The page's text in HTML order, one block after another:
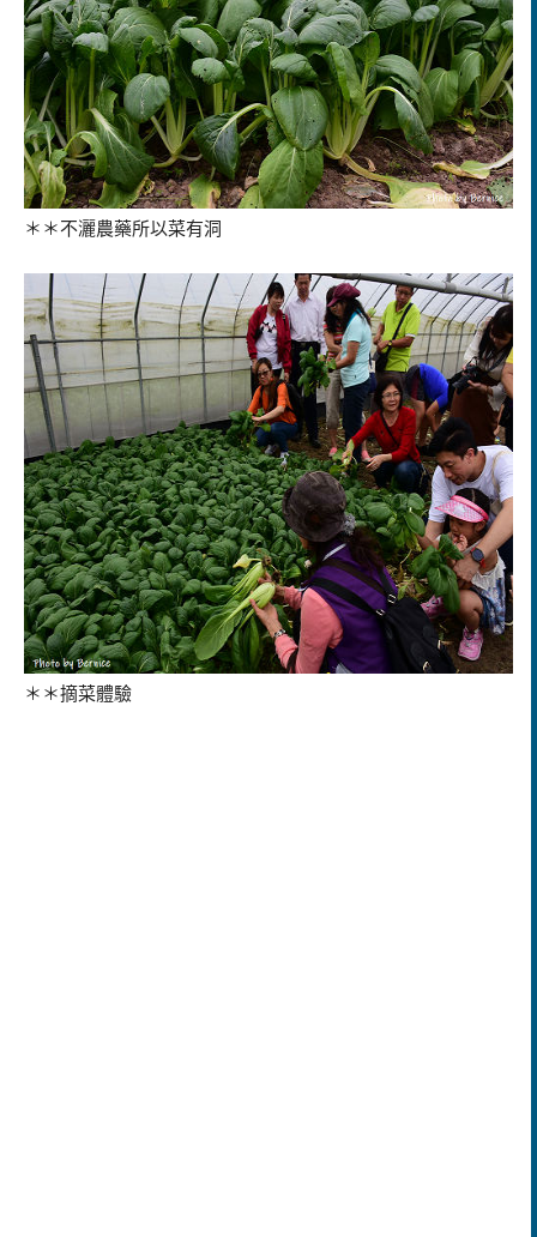
＊＊不灑農藥所以菜有洞
＊＊摘菜體驗